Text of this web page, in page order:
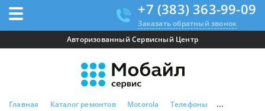
+7 (383) 363-99-09
Заказать обратный звонок
Авторизованный Сервисный Центр
Главная Каталог ремонтов Motorola Телефоны Motorola